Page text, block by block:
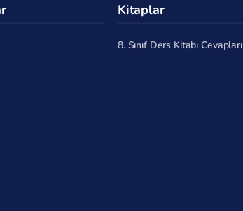
Kitaplar
8. Sınıf Ders Kitabı Cevapları